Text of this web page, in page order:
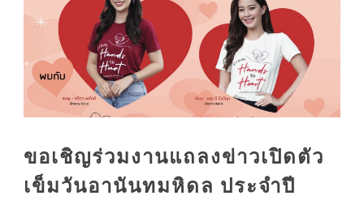
ขอเชิญร่วมงานแถลงข่าวเปิดตัว
เข็มวันอานันทมหิดล ประจำปี